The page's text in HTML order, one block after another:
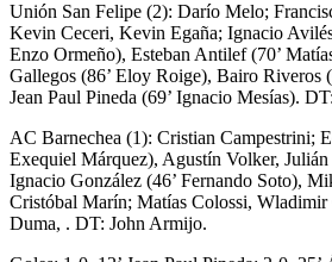
Unión San Felipe (2): Darío Melo;
Kevin Ceceri, Kevin Egaña; Ignacio
Enzo Ormeño), Esteban Antilef (70’
Gallegos (86’ Eloy Roige), Bairo Riveros
Jean Paul Pineda (69’ Ignacio Mesías).
AC Barnechea (1): Cristian Campestrini;
Exequiel Márquez), Agustín Volker,
Ignacio González (46’ Fernando Soto),
Cristóbal Marín; Matías Colossi,
Duma, . DT: John Armijo.